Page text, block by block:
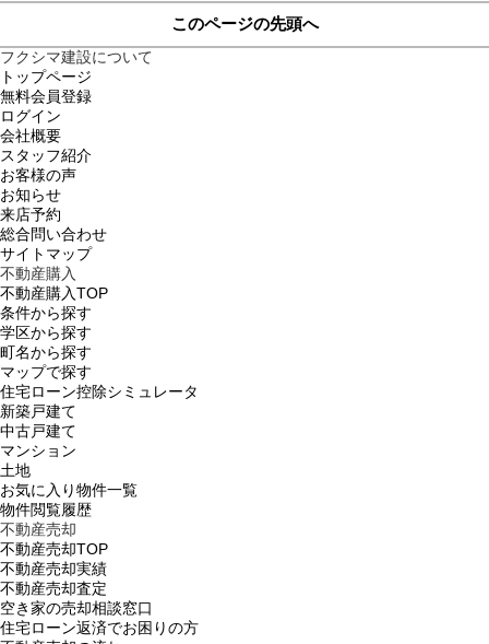
このページの先頭へ
フクシマ建設について
トップページ
無料会員登録
ログイン
会社概要
スタッフ紹介
お客様の声
お知らせ
来店予約
総合問い合わせ
サイトマップ
不動産購入
不動産購入TOP
条件から探す
学区から探す
町名から探す
マップで探す
住宅ローン控除シミュレータ
新築戸建て
中古戸建て
マンション
土地
お気に入り物件一覧
物件閲覧履歴
不動産売却
不動産売却TOP
不動産売却実績
不動産売却査定
空き家の売却相談窓口
住宅ローン返済でお困りの方